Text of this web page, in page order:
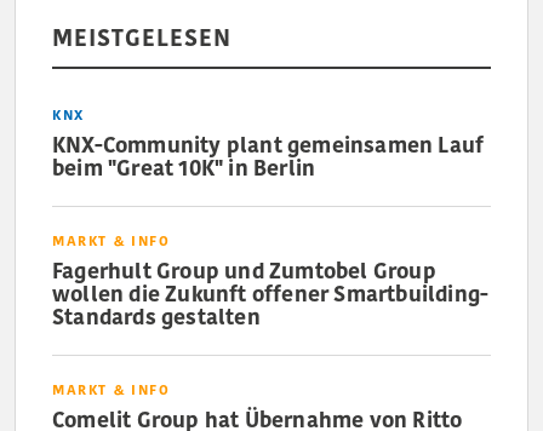
MEISTGELESEN
KNX
KNX-Community plant gemeinsamen Lauf
beim "Great 10K" in Berlin
MARKT & INFO
Fagerhult Group und Zumtobel Group
wollen die Zukunft offener Smartbuilding-
Standards gestalten
MARKT & INFO
Comelit Group hat Übernahme von Ritto